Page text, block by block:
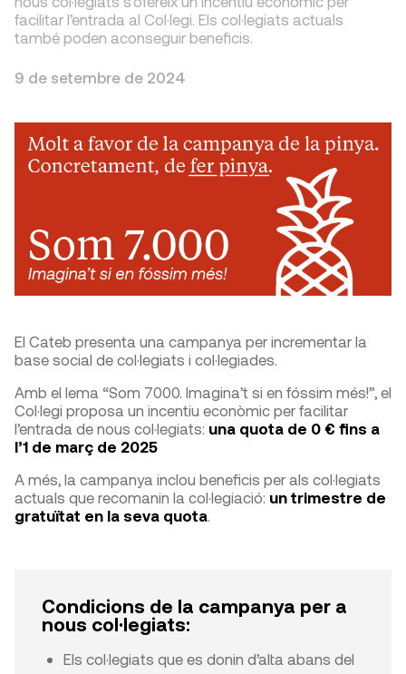
facilitar l’entrada al Col·legi. Els col·legiats actuals
també poden aconseguir beneficis.
9 de setembre de 2024
El Cateb presenta una campanya per incrementar la
base social de col·legiats i col·legiades.
Amb el lema “Som 7000. Imagina’t si en fóssim més!”, el
Col·legi proposa un incentiu econòmic per facilitar
l’entrada de nous col·legiats: una quota de 0 € fins a
l’1 de març de 2025
A més, la campanya inclou beneficis per als col·legiats
actuals que recomanin la col·legiació: un trimestre de
gratuïtat en la seva quota
Condicions de la campanya per a
nous col·legiats:
Els col·legiats que es donin d’alta abans del